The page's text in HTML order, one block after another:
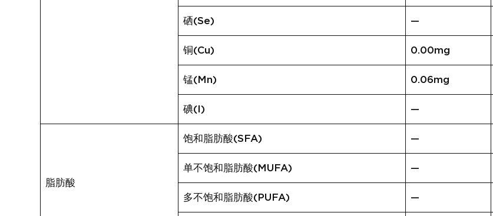
硒(Se) —
铜(Cu) 0.00mg
锰(Mn) 0.06mg
碘(I) —
脂肪酸
饱和脂肪酸(SFA) —
单不饱和脂肪酸(MUFA) —
多不饱和脂肪酸(PUFA) —